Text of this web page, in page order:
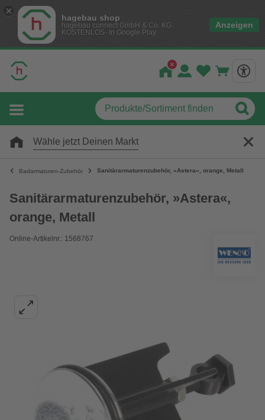
hagebau shop
hagebau connect GmbH & Co. KG
KOSTENLOS- In Google Play
Anzeigen
Wähle jetzt Deinen Markt
Badarmaturen-Zubehör Sanitärarmaturenzubehör, »Astera«, orange, Metall
Sanitärarmaturenzubehör, »Astera«,
orange, Metall
Online-Artikelnr.: 1568767